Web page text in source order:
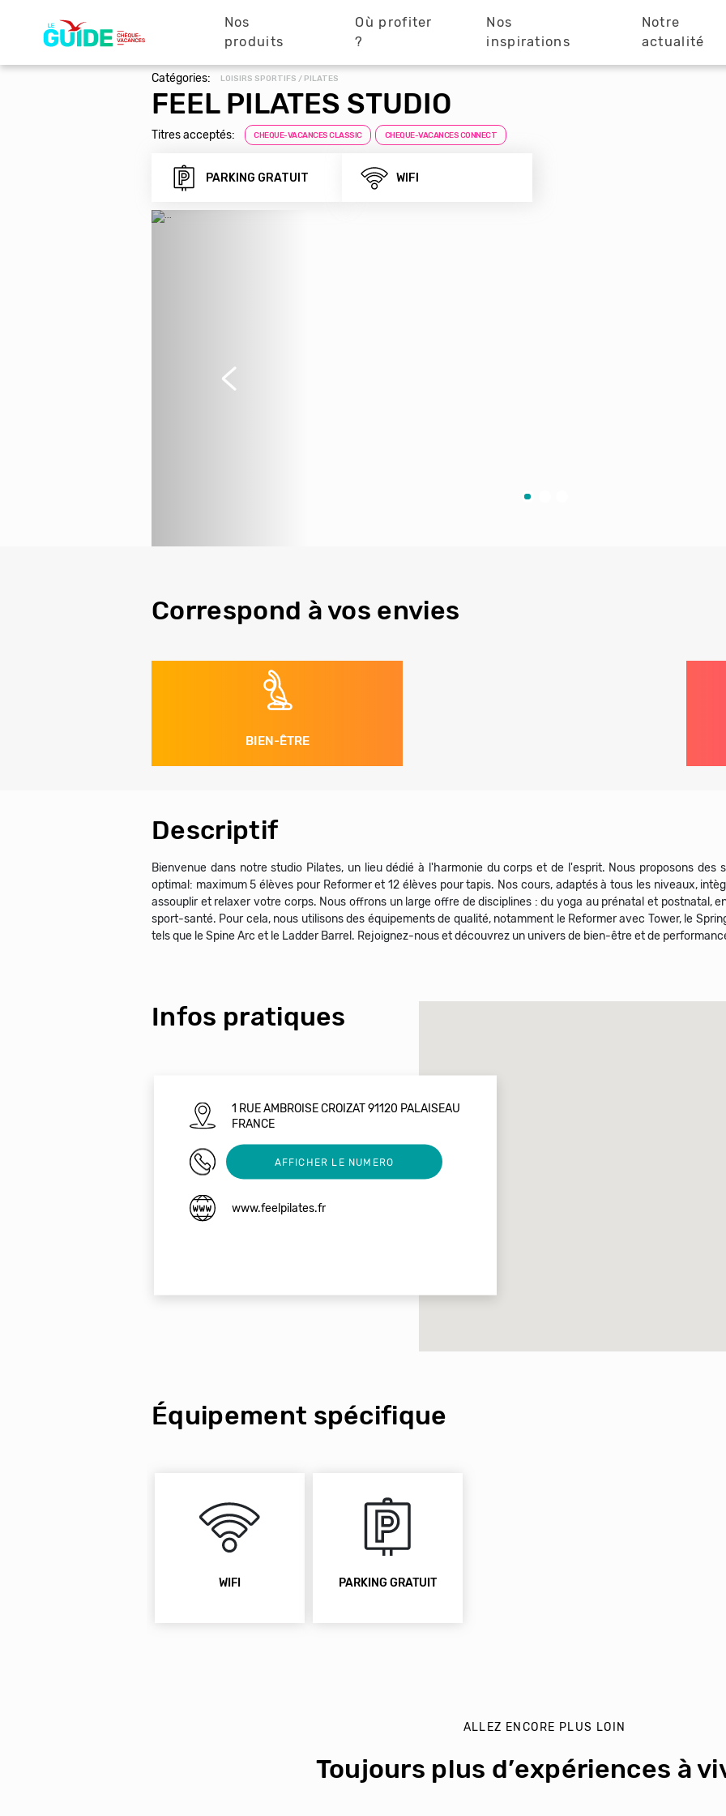
principale
Nos
produits
Où profiter
?
Nos
inspirations
Notre
actualité
Catégories: LOISIRS SPORTIFS / PILATES
FEEL PILATES STUDIO
Titres acceptés: CHEQUE-VACANCES CLASSIC CHEQUE-VACANCES CONNECT
PARKING GRATUIT WIFI
Précédent
Correspond à vos envies
BIEN-ÊTRE
Descriptif
Bienvenue dans notre studio Pilates, un lieu dédié à l'harmonie du corps et de l'esprit. Nous proposons des
optimal: maximum 5 élèves pour Reformer et 12 élèves pour tapis. Nos cours, adaptés à tous les niveaux,
assouplir et relaxer votre corps. Nous offrons un large offre de disciplines : du yoga au prénatal et postnatal,
sport-santé. Pour cela, nous utilisons des équipements de qualité, notamment le Reformer avec Tower, le
tels que le Spine Arc et le Ladder Barrel. Rejoignez-nous et découvrez un univers de bien-être et de
Infos pratiques
1 RUE AMBROISE CROIZAT 91120 PALAISEAU
FRANCE
0602440227AFFICHER LE NUMERO
www.feelpilates.fr
Équipement spécifique
WIFI PARKING GRATUIT
ALLEZ ENCORE PLUS LOIN
Toujours plus d’expériences à